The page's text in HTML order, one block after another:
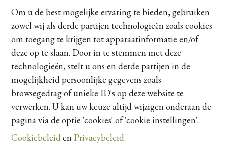
Om u de best mogelijke ervaring te bieden, gebruiken
zowel wij als derde partijen technologieën zoals cookies
om toegang te krijgen tot apparaatinformatie en/of
deze op te slaan. Door in te stemmen met deze
technologieën, stelt u ons en derde partijen in de
mogelijkheid persoonlijke gegevens zoals
browsegedrag of unieke ID's op deze website te
verwerken. U kan uw keuze altijd wijzigen onderaan de
pagina via de optie 'cookies' of 'cookie instellingen'.
Cookiebeleid en Privacybeleid.
stijl
E-peil onder nul: negatief E-peil met een positieve
impact
Een architecturale mix - modern en klassiek in
harmonie
Maak een afspraak